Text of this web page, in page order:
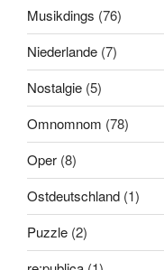
Musikdings (76)
Niederlande (7)
Nostalgie (5)
Omnomnom (78)
Oper (8)
Ostdeutschland (1)
Puzzle (2)